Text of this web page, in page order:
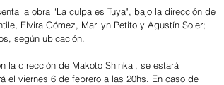
la obra “La culpa es Tuya", bajo la dirección de
Elvira Gómez, Marilyn Petito y Agustín Soler;
según ubicación.
la dirección de Makoto Shinkai, se estará
el viernes 6 de febrero a las 20hs. En caso de